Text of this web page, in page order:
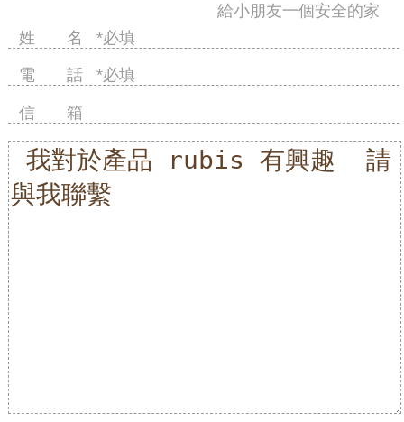
給小朋友一個安全的家